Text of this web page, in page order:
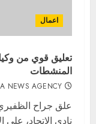
اعمال
تعليق قوي من
المنشطات
NEWS AGENCY
علق جراح
نادي الاتحاد، على